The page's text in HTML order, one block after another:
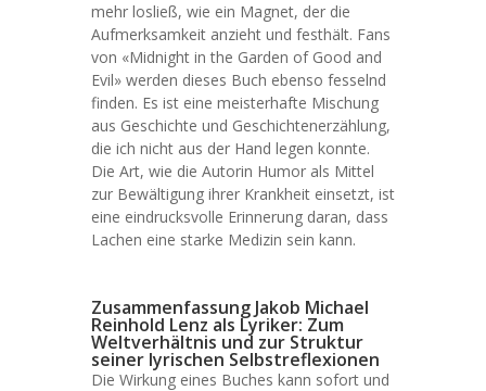
mehr losließ, wie ein Magnet, der die
Aufmerksamkeit anzieht und festhält. Fans
von «Midnight in the Garden of Good and
Evil» werden dieses Buch ebenso fesselnd
finden. Es ist eine meisterhafte Mischung
aus Geschichte und Geschichtenerzählung,
die ich nicht aus der Hand legen konnte.
Die Art, wie die Autorin Humor als Mittel
zur Bewältigung ihrer Krankheit einsetzt, ist
eine eindrucksvolle Erinnerung daran, dass
Lachen eine starke Medizin sein kann.
Zusammenfassung Jakob Michael
Reinhold Lenz als Lyriker: Zum
Weltverhältnis und zur Struktur
seiner lyrischen Selbstreflexionen
Die Wirkung eines Buches kann sofort und